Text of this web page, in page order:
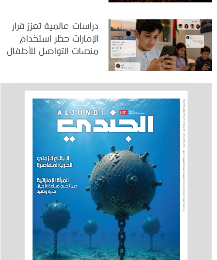
دراسات عالمية تعزز قرار
الإمارات حظر استخدام
منصات التواصل للأطفال